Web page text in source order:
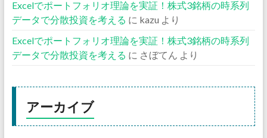
Excelでポートフォリオ理論を実証！株式3銘柄の時系列
データで分散投資を考える に kazu より
Excelでポートフォリオ理論を実証！株式3銘柄の時系列
データで分散投資を考える に さぼてん より
アーカイブ